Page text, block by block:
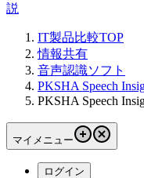
説
IT製品比較TOP
情報共有
音声認識ソフト
PKSHA Speech
PKSHA Speech
マイメニュー
ログイン